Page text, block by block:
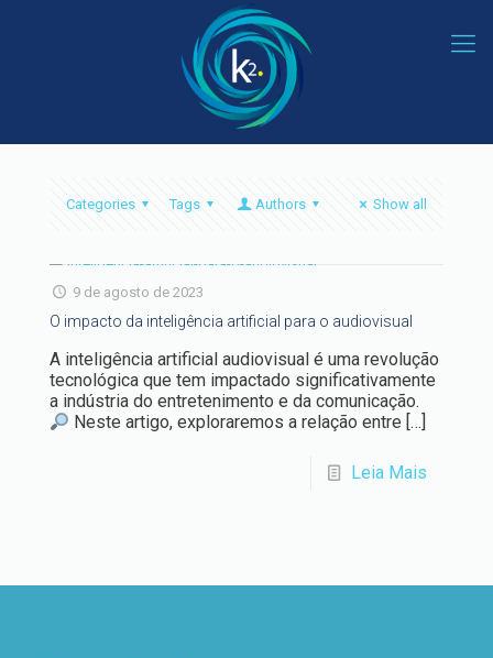
Categories Tags Authors Show all
9 de agosto de 2023
O impacto da inteligência artificial para o audiovisual
A inteligência artificial audiovisual é uma revolução
tecnológica que tem impactado significativamente
a indústria do entretenimento e da comunicação.
Neste artigo, exploraremos a relação entre […]
Leia Mais